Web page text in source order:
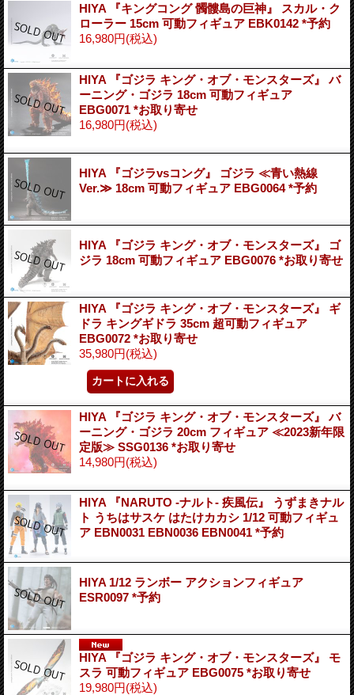
HIYA 『キングコング 髑髏島の巨神』 スカル・ク
ローラー 15cm 可動フィギュア EBK0142 *予約
16,980円(税込)
HIYA 『ゴジラ キング・オブ・モンスターズ』 バ
ーニング・ゴジラ 18cm 可動フィギュア
EBG0071 *お取り寄せ
16,980円(税込)
HIYA 『ゴジラvsコング』 ゴジラ ≪青い熱線
Ver.≫ 18cm 可動フィギュア EBG0064 *予約
HIYA 『ゴジラ キング・オブ・モンスターズ』 ゴ
ジラ 18cm 可動フィギュア EBG0076 *お取り寄せ
HIYA 『ゴジラ キング・オブ・モンスターズ』 ギ
ドラ キングギドラ 35cm 超可動フィギュア
EBG0072 *お取り寄せ
35,980円(税込)
HIYA 『ゴジラ キング・オブ・モンスターズ』 バ
ーニング・ゴジラ 20cm フィギュア ≪2023新年限
定版≫ SSG0136 *お取り寄せ
14,980円(税込)
HIYA 『NARUTO -ナルト- 疾風伝』 うずまきナル
ト うちはサスケ はたけカカシ 1/12 可動フィギュ
ア EBN0031 EBN0036 EBN0041 *予約
HIYA 1/12 ランボー アクションフィギュア
ESR0097 *予約
HIYA 『ゴジラ キング・オブ・モンスターズ』 モ
スラ 可動フィギュア EBG0075 *お取り寄せ
19,980円(税込)